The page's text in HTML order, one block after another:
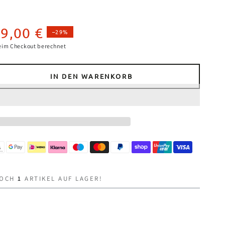
€ –29%
Checkout berechnet
IN DEN WARENKORB
1 ARTIKEL AUF LAGER!